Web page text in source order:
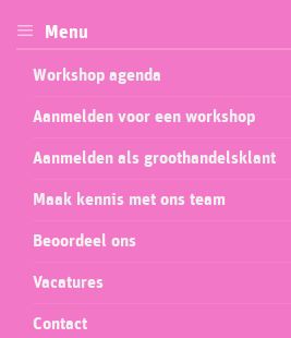
Menu
Workshop agenda
Aanmelden voor een workshop
Aanmelden als groothandelsklant
Maak kennis met ons team
Beoordeel ons
Vacatures
Contact